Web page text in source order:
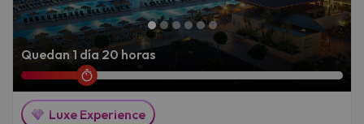
Quedan 1 día 20 horas
Luxe Experience